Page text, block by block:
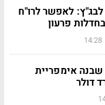
לאפשר לרו"ח
פרעון
14:28
אימפריית